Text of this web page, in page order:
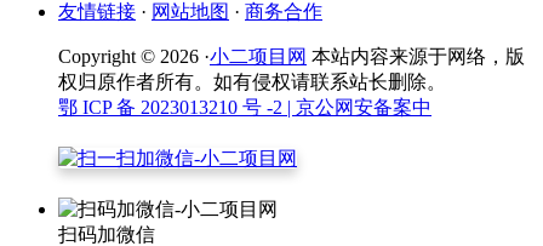
友情链接 · 网站地图 · 商务合作
Copyright © 2026 ·小二项目网 本站内容来源于网络，版
权归原作者所有。如有侵权请联系站长删除。
鄂 ICP 备 2023013210 号 -2 | 京公网安备案中
扫码加微信